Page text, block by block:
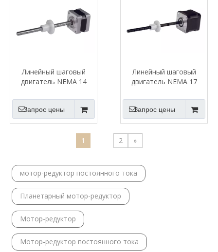
Линейный шаговый
двигатель NEMA 14
Запрос цены
Линейный шаговый
двигатель NEMA 17
Запрос цены
1 2 »
мотор-редуктор постоянного тока
Планетарный мотор-редуктор
Мотор-редуктор
Мотор-редуктор постоянного тока